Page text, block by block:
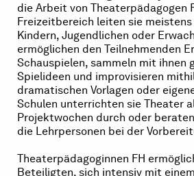
die Arbeit von Theaterpädagogen
Freizeitbereich leiten sie meistens
Kindern, Jugendlichen oder
ermöglichen den Teilnehmenden
Schauspielen, sammeln mit ihnen
Spielideen und improvisieren
dramatischen Vorlagen oder
Schulen unterrichten sie Theater
Projektwochen durch oder
die Lehrpersonen bei der
Theaterpädagoginnen FH
Beteiligten, sich intensiv mit